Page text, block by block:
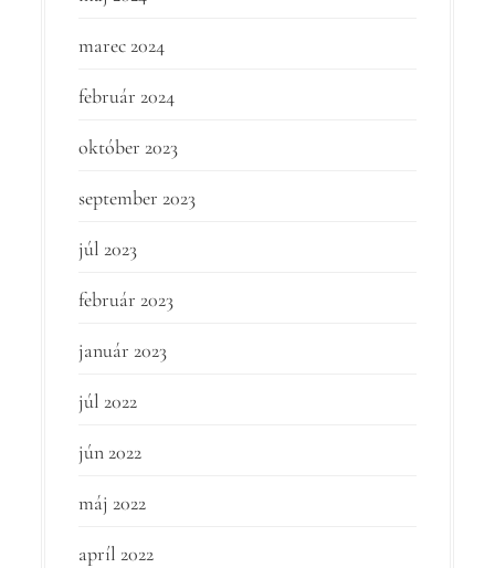
marec 2024
február 2024
október 2023
september 2023
júl 2023
február 2023
január 2023
júl 2022
jún 2022
máj 2022
apríl 2022